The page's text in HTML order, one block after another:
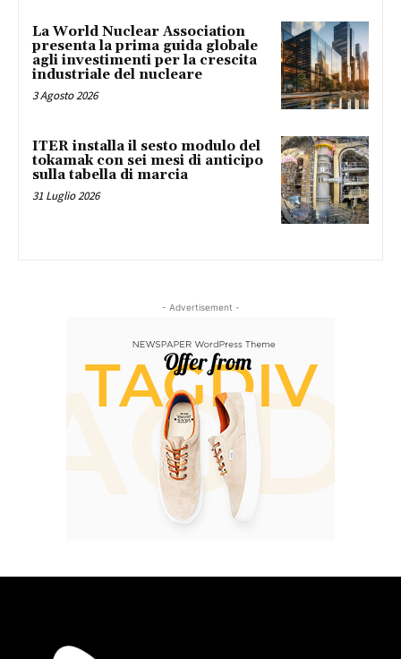
La World Nuclear Association
presenta la prima guida globale
agli investimenti per la crescita
industriale del nucleare
3 Agosto 2026
ITER installa il sesto modulo del
tokamak con sei mesi di anticipo
sulla tabella di marcia
31 Luglio 2026
- Advertisement -